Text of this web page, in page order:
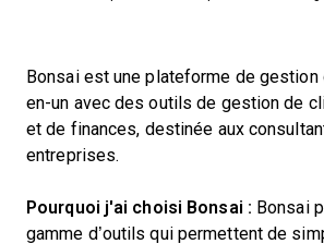
Bonsai est une plateforme de
en-un avec des outils de gestion de
et de finances, destinée aux
entreprises.
Pourquoi j'ai choisi Bonsai : Bonsai
gamme d’outils qui permettent de